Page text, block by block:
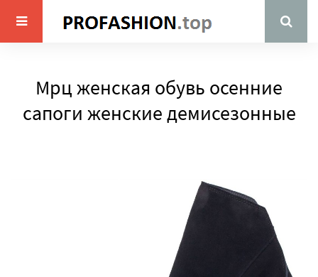
Мрц женская обувь осенние
сапоги женские демисезонные